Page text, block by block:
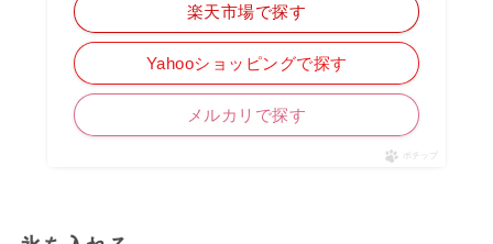
楽天市場で探す
Yahooショッピングで探す
メルカリで探す
ポチップ